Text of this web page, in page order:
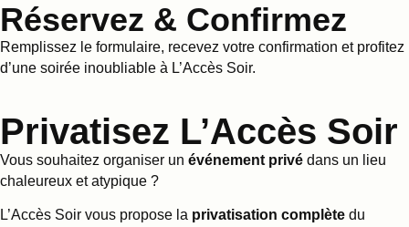
Réservez & Confirmez
Remplissez le formulaire, recevez votre confirmation et profitez
d’une soirée inoubliable à L’Accès Soir.
Privatisez L’Accès Soir
Vous souhaitez organiser un événement privé dans un lieu
chaleureux et atypique ?
L’Accès Soir vous propose la privatisation complète du